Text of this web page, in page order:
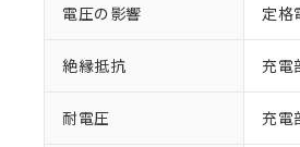
電圧の影響 定格
絶縁抵抗 充電
耐電圧 充電